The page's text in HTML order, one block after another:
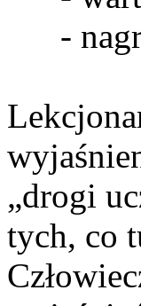
-
„drogi
tych, co